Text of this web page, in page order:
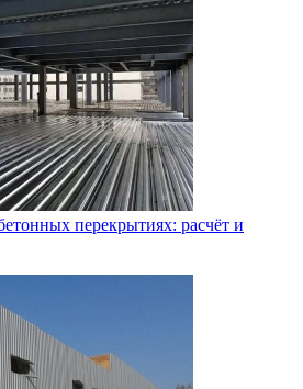
перекрытиях: расчёт и